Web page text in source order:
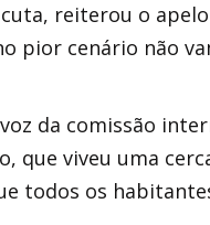
reiterou o
pior cenário não
da comissão
que viveu uma
todos os